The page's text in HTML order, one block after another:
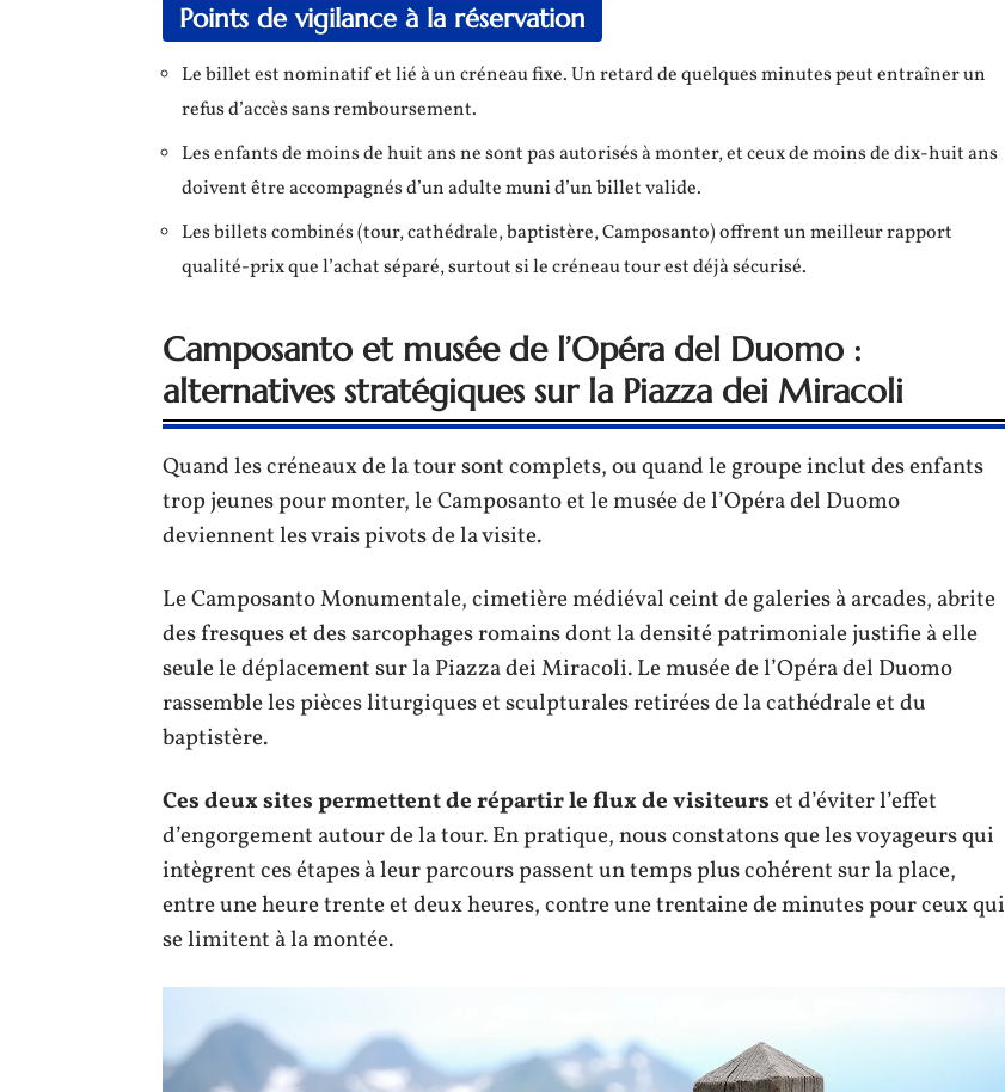
Points de vigilance à la réservation
Le billet est nominatif et lié à un créneau fixe. Un retard de quelques minutes peut entraîner un
refus d’accès sans remboursement.
Les enfants de moins de huit ans ne sont pas autorisés à monter, et ceux de moins de dix-huit ans
doivent être accompagnés d’un adulte muni d’un billet valide.
Les billets combinés (tour, cathédrale, baptistère, Camposanto) offrent un meilleur rapport
qualité-prix que l’achat séparé, surtout si le créneau tour est déjà sécurisé.
Camposanto et musée de l’Opéra del Duomo :
alternatives stratégiques sur la Piazza dei Miracoli
Quand les créneaux de la tour sont complets, ou quand le groupe inclut des enfants
trop jeunes pour monter, le Camposanto et le musée de l’Opéra del Duomo
deviennent les vrais pivots de la visite.
Le Camposanto Monumentale, cimetière médiéval ceint de galeries à arcades, abrite
des fresques et des sarcophages romains dont la densité patrimoniale justifie à elle
seule le déplacement sur la Piazza dei Miracoli. Le musée de l’Opéra del Duomo
rassemble les pièces liturgiques et sculpturales retirées de la cathédrale et du
baptistère.
Ces deux sites permettent de répartir le flux de visiteurset d’éviter l’effet
d’engorgement autour de la tour. En pratique, nous constatons que les voyageurs qui
intègrent ces étapes à leur parcours passent un temps plus cohérent sur la place,
entre une heure trente et deux heures, contre une trentaine de minutes pour ceux qui
se limitent à la montée.